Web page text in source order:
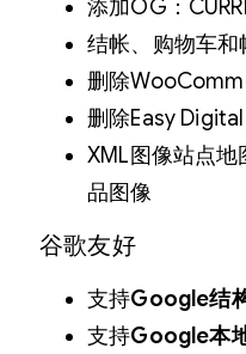
添加OG：
结帐、购物车
删除
删除Easy
XML图像站点
品图像
谷歌友好
支持Google结
支持Google本